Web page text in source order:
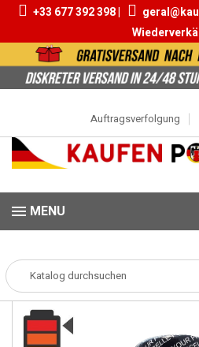
+33 677 392 398 |
Auftragsverfolgung
MENU
Popper Popper Grosse Jungle Juice